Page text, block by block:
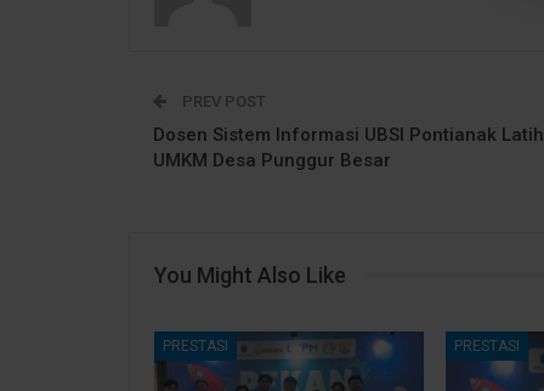
PREV POST
Dosen Sistem Informasi UBSI Pontianak Latih
UMKM Desa Punggur Besar
You Might Also Like
PRESTASI PRESTASI